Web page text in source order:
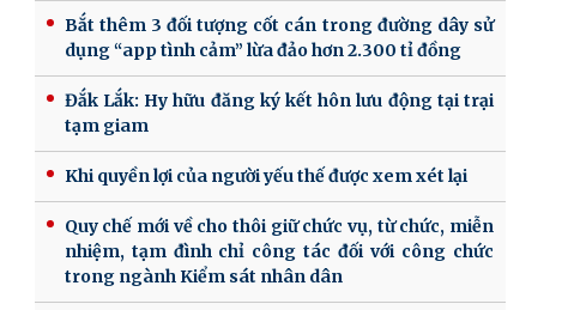
Bắt thêm 3 đối tượng cốt cán trong đường dây sử
dụng “app tình cảm” lừa đảo hơn 2.300 tỉ đồng
Đắk Lắk: Hy hữu đăng ký kết hôn lưu động tại trại
tạm giam
Khi quyền lợi của người yếu thế được xem xét lại
Quy chế mới về cho thôi giữ chức vụ, từ chức, miễn
nhiệm, tạm đình chỉ công tác đối với công chức
trong ngành Kiểm sát nhân dân